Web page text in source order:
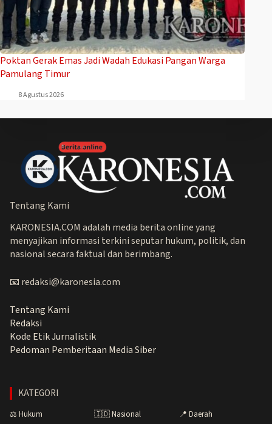
Poktan Gerak Emas Jadi Wadah Edukasi Pangan Warga
Pamulang Timur
8 Agustus 2026
Tentang Kami
KARONESIA.COM adalah media berita online yang
menyajikan informasi terkini seputar hukum, politik, dan
nasional secara faktual dan berimbang.
📧 redaksi@karonesia.com
Tentang Kami
Redaksi
Kode Etik Jurnalistik
Pedoman Pemberitaan Media Siber
KATEGORI
⚖️ Hukum 🇮🇩 Nasional 📍 Daerah